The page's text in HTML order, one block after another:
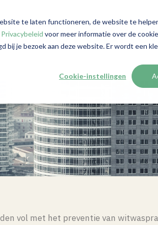
te laten functioneren, de website te
Privacybeleid voor meer informatie over de
bij je bezoek aan deze website. Er wordt een
Cookie-instellingen
EU:
vol met het preventie van